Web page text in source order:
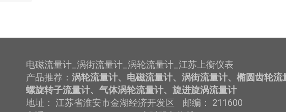
电磁流量计_涡街流量计_涡轮流量计_江苏上衡仪表
产品推荐： 涡轮流量计、电磁流量计、涡街流量计、椭圆齿轮流
螺旋转子流量计、气体涡轮流量计、旋进旋涡流量计
地址： 江苏省淮安市金湖经济开发区 邮编： 211600